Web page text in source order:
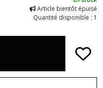
Article bientôt épuisé
Quantité disponible : 1